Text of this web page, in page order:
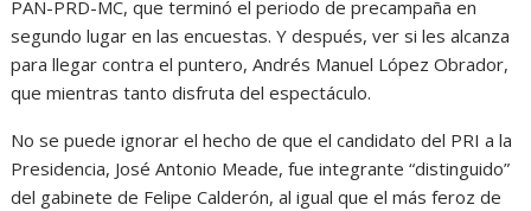
PAN-PRD-MC, que terminó el periodo de precampaña en
segundo lugar en las encuestas. Y después, ver si les alcanza
para llegar contra el puntero, Andrés Manuel López Obrador,
que mientras tanto disfruta del espectáculo.
No se puede ignorar el hecho de que el candidato del PRI a la
Presidencia, José Antonio Meade, fue integrante “distinguido”
del gabinete de Felipe Calderón, al igual que el más feroz de